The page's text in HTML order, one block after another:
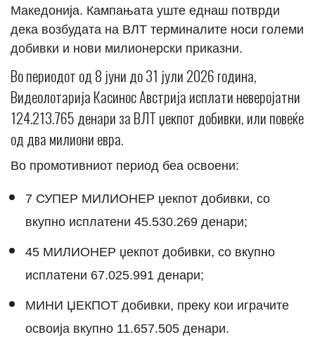
Македонија. Кампањата уште еднаш потврди
дека возбудата на ВЛТ терминалите носи големи
добивки и нови милионерски приказни.
Во периодот од 8 јуни до 31 јули 2026 година,
Видеолотарија Касинос Австрија исплати неверојатни
124.213.765 денари за ВЛТ џекпот добивки, или повеќе
од два милиони евра.
Во промотивниот период беа освоени:
7 СУПЕР МИЛИОНЕР џекпот добивки, со
вкупно исплатени 45.530.269 денари;
45 МИЛИОНЕР џекпот добивки, со вкупно
исплатени 67.025.991 денари;
МИНИ ЏЕКПОТ добивки, преку кои играчите
освоија вкупно 11.657.505 денари.